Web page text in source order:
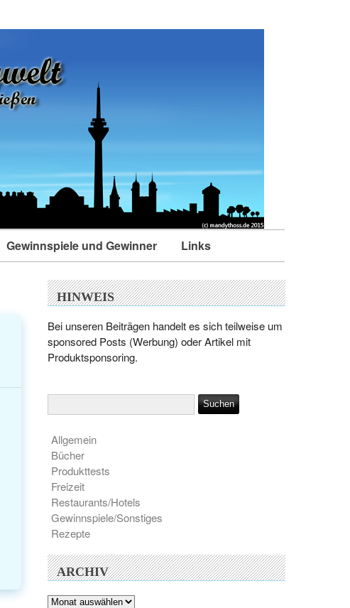
Gewinnspiele und Gewinner Links
HINWEIS
Bei unseren Beiträgen handelt es sich teilweise um
sponsored Posts (Werbung) oder Artikel mit
Produktsponsoring.
Allgemein
Bücher
Produkttests
Freizeit
Restaurants/Hotels
Gewinnspiele/Sonstiges
Rezepte
ARCHIV
Archiv